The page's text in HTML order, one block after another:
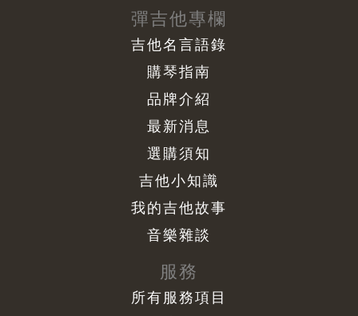
彈吉他專欄
吉他名言語錄
購琴指南
品牌介紹
最新消息
選購須知
吉他小知識
我的吉他故事
音樂雜談
服務
所有服務項目